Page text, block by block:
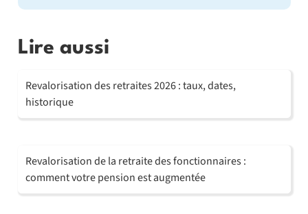
Lire aussi
Revalorisation des retraites 2026 : taux, dates,
historique
Revalorisation de la retraite des fonctionnaires :
comment votre pension est augmentée